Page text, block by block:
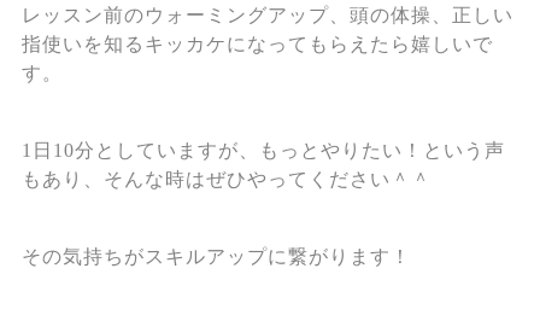
レッスン前のウォーミングアップ、頭の体操、正しい
指使いを知るキッカケになってもらえたら嬉しいで
す。
1日10分としていますが、もっとやりたい！という声
もあり、そんな時はぜひやってください＾＾
その気持ちがスキルアップに繋がります！